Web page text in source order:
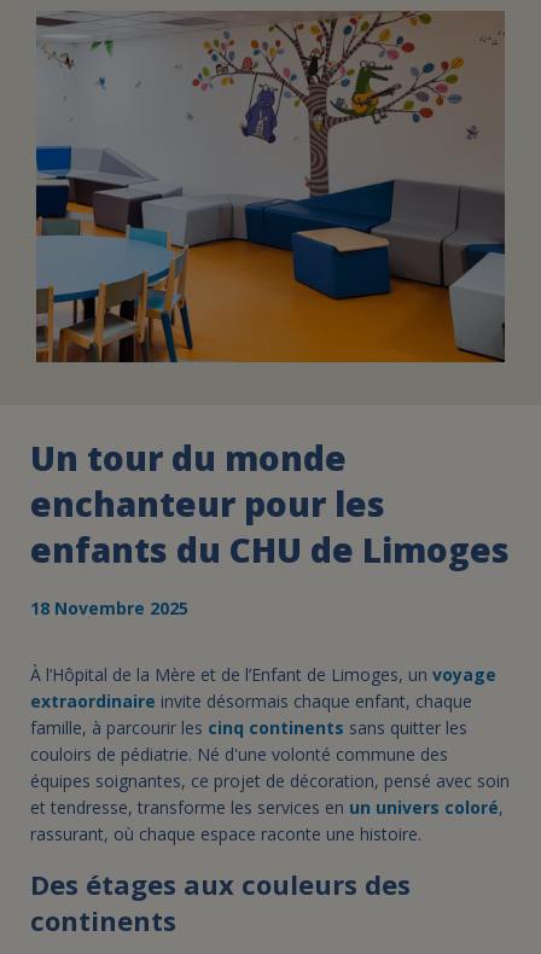
FAIRE UN DON
ASSURANCE VIE/LEGS
ESPACE PRESSE
JE DEVIENS
BÉNÉVOLE
DEVENIR
UN PETIT PRINCE
Un tour du monde
enchanteur pour les
enfants du CHU de Limoges
18 Novembre 2025
À l’Hôpital de la Mère et de l’Enfant de Limoges, un voyage
extraordinaire invite désormais chaque enfant, chaque
famille, à parcourir les cinq continents sans quitter les
couloirs de pédiatrie. Né d'une volonté commune des
équipes soignantes, ce projet de décoration, pensé avec soin
et tendresse, transforme les services en un univers coloré,
rassurant, où chaque espace raconte une histoire.
Des étages aux couleurs des
continents